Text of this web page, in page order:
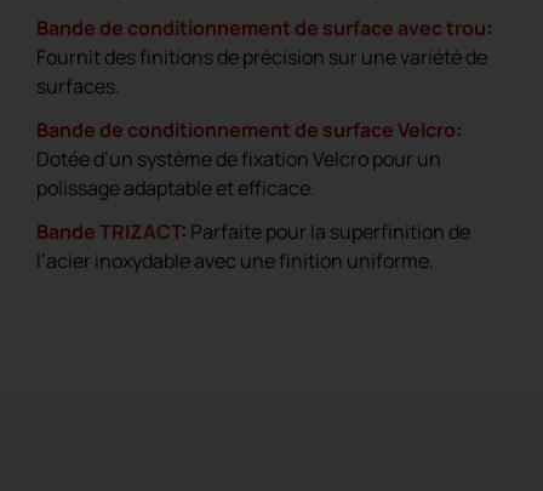
Bande de conditionnement de surface avec trou:
Fournit des finitions de précision sur une variété de
surfaces.
Bande de conditionnement de surface Velcro:
Dotée d’un système de fixation Velcro pour un
polissage adaptable et efficace.
Bande TRIZACT: Parfaite pour la superfinition de
l’acier inoxydable avec une finition uniforme.